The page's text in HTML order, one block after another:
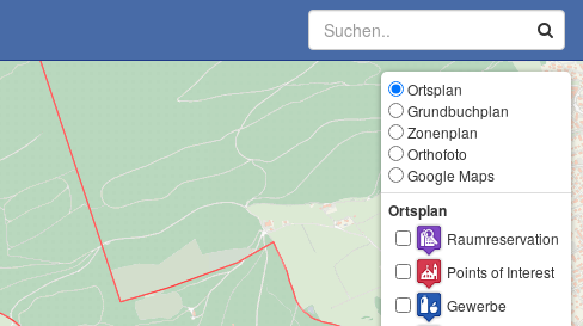
Ortsplan
Grundbuchplan
Zonenplan
Orthofoto
Google Maps
Ortsplan
Raumreservation
Points of Interest
Gewerbe